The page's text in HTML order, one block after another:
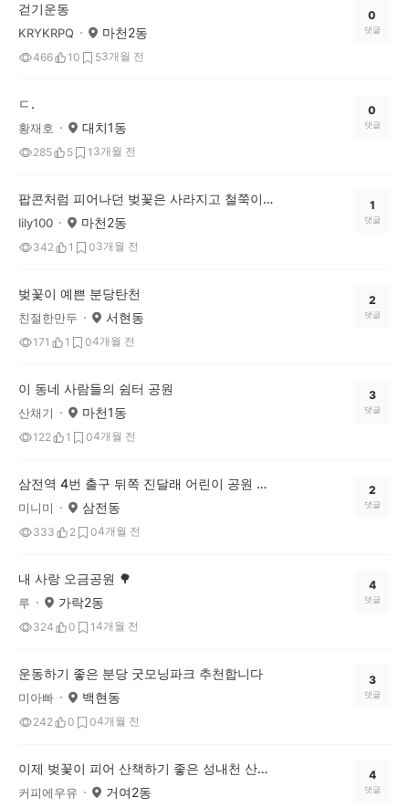
걷기운동
KRYKRPQ 마천2동
466 10 53개월 전
0
댓글
ㄷ.
황재호 대치1동
285 5 1 3개월 전
0
댓글
팝콘처럼 피어나던 벚꽃은 사라지고 철쭉이 자리했네요^^
lily100 마천2동
342 1 03개월 전
1
댓글
벚꽃이 예쁜 분당탄천
친절한만두 서현동
171 1 04개월 전
2
댓글
이 동네 사람들의 쉼터 공원
산채기 마천1동
122 1 04개월 전
3
댓글
삼전역 4번 출구 뒤쪽 진달래 어린이 공원 벚꽃 구경 가보세요~
미니미 삼전동
333 2 04개월 전
2
댓글
내 사랑 오금공원 🌳
루 가락2동
324 0 14개월 전
4
댓글
운동하기 좋은 분당 굿모닝파크 추천합니다
미아빠 백현동
242 0 04개월 전
3
댓글
이제 벚꽃이 피어 산책하기 좋은 성내천 산책길
커피에우유 거여2동
4
댓글